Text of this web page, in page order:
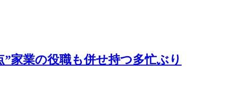
家業の役職も併せ持つ多忙ぶり